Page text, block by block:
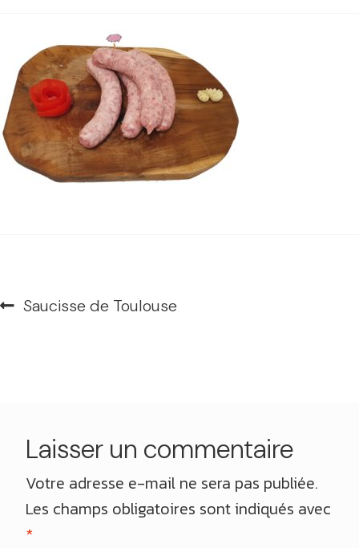
Navigation
Article
Saucisse de Toulouse
Laisser un commentaire
Votre adresse e-mail ne sera pas publiée.
Les champs obligatoires sont indiqués avec
*